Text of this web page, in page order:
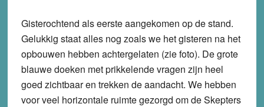
Gisterochtend als eerste aangekomen op de stand.
Gelukkig staat alles nog zoals we het gisteren na het
opbouwen hebben achtergelaten (zie foto). De grote
blauwe doeken met prikkelende vragen zijn heel
goed zichtbaar en trekken de aandacht. We hebben
voor veel horizontale ruimte gezorgd om de Skepters